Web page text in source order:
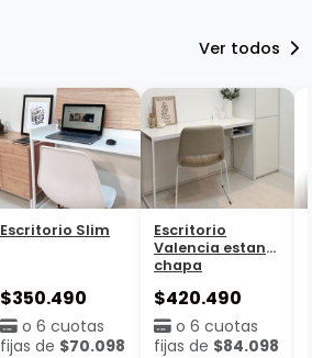
Ver todos
Escritorio Slim
$350.490
o 6 cuotas
fijas de $70.098
Escritorio
Valencia estante
chapa
$420.490
o 6 cuotas
fijas de $84.098